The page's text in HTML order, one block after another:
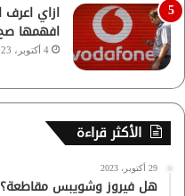
ازاي
افهمها
4 أكتوبر، 2023
الأكثر قراءة
29 أكتوبر، 2023
هل فيروز وشويبس